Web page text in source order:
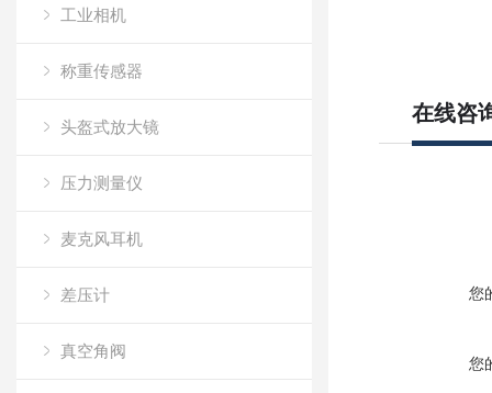
工业相机
称重传感器
头盔式放大镜
压力测量仪
麦克风耳机
差压计
真空角阀
在线咨
您
您